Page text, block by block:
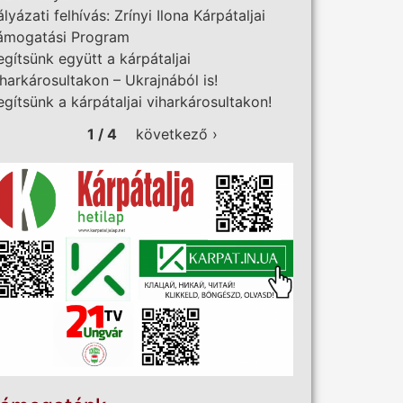
felhívás: Zrínyi Ilona Kárpátaljai
Program
együtt a kárpátaljai
– Ukrajnából is!
a kárpátaljai viharkárosultakon!
1 / 4
következő ›